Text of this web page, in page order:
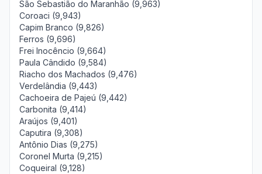
São Sebastião do Maranhão (9,963)
Coroaci (9,943)
Capim Branco (9,826)
Ferros (9,696)
Frei Inocêncio (9,664)
Paula Cândido (9,584)
Riacho dos Machados (9,476)
Verdelândia (9,443)
Cachoeira de Pajeú (9,442)
Carbonita (9,414)
Araújos (9,401)
Caputira (9,308)
Antônio Dias (9,275)
Coronel Murta (9,215)
Coqueiral (9,128)